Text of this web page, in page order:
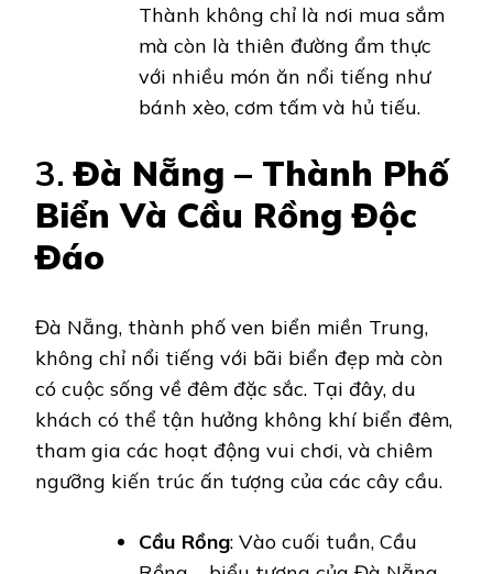
Thành không chỉ là nơi mua sắm
mà còn là thiên đường ẩm thực
với nhiều món ăn nổi tiếng như
bánh xèo, cơm tấm và hủ tiếu.
3.Đà Nẵng – Thành Phố
Biển Và Cầu Rồng Độc
Đáo
Đà Nẵng, thành phố ven biển miền Trung,
không chỉ nổi tiếng với bãi biển đẹp mà còn
có cuộc sống về đêm đặc sắc. Tại đây, du
khách có thể tận hưởng không khí biển đêm,
tham gia các hoạt động vui chơi, và chiêm
ngưỡng kiến trúc ấn tượng của các cây cầu.
Cầu Rồng: Vào cuối tuần, Cầu